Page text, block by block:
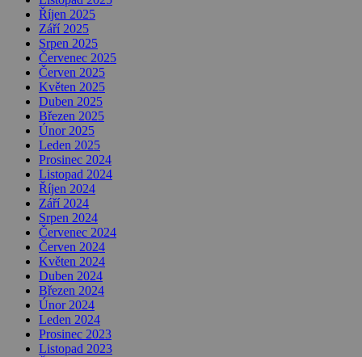
Říjen 2025
Září 2025
Srpen 2025
Červenec 2025
Červen 2025
Květen 2025
Duben 2025
Březen 2025
Únor 2025
Leden 2025
Prosinec 2024
Listopad 2024
Říjen 2024
Září 2024
Srpen 2024
Červenec 2024
Červen 2024
Květen 2024
Duben 2024
Březen 2024
Únor 2024
Leden 2024
Prosinec 2023
Listopad 2023